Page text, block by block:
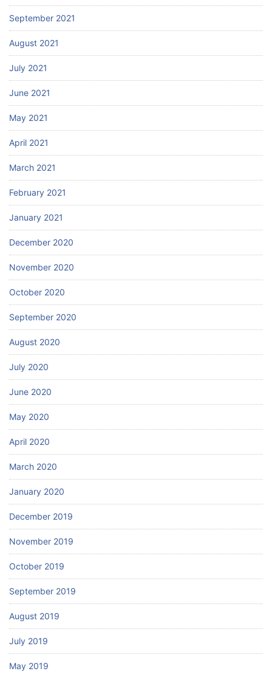
September 2021
August 2021
July 2021
June 2021
May 2021
April 2021
March 2021
February 2021
January 2021
December 2020
November 2020
October 2020
September 2020
August 2020
July 2020
June 2020
May 2020
April 2020
March 2020
January 2020
December 2019
November 2019
October 2019
September 2019
August 2019
July 2019
May 2019